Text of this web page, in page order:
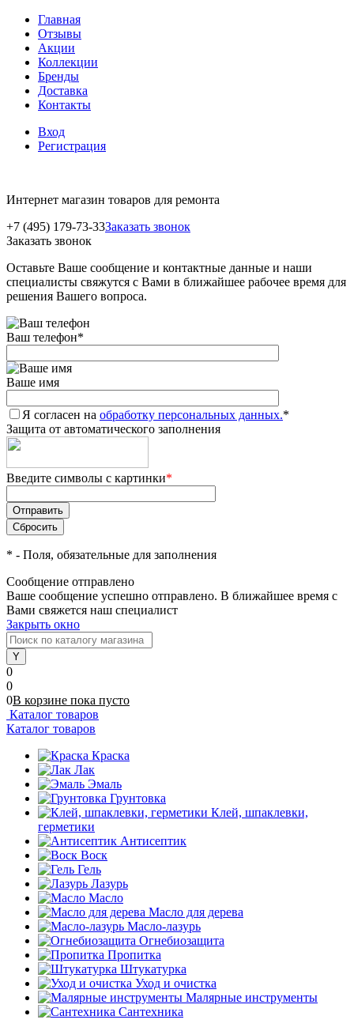
Главная
Отзывы
Акции
Коллекции
Бренды
Доставка
Контакты
Вход
Регистрация
Интернет магазин товаров для ремонта
+7 (495) 179-73-33Заказать звонок
Заказать звонок
Оставьте Ваше сообщение и контактные данные и наши
специалисты свяжутся с Вами в ближайшее рабочее время для
решения Вашего вопроса.
Ваш телефон*
Ваше имя
Я согласен на обработку персональных данных.*
Защита от автоматического заполнения
Введите символы с картинки*
* - Поля, обязательные для заполнения
Сообщение отправлено
Ваше сообщение успешно отправлено. В ближайшее время с
Вами свяжется наш специалист
Закрыть окно
0
0
0В корзине пока пусто
Каталог товаров
Каталог товаров
Краска
Лак
Эмаль
Грунтовка
Клей, шпаклевки,
герметики
Антисептик
Воск
Гель
Лазурь
Масло
Масло для дерева
Масло-лазурь
Огнебиозащита
Пропитка
Штукатурка
Уход и очистка
Малярные инструменты
Сантехника